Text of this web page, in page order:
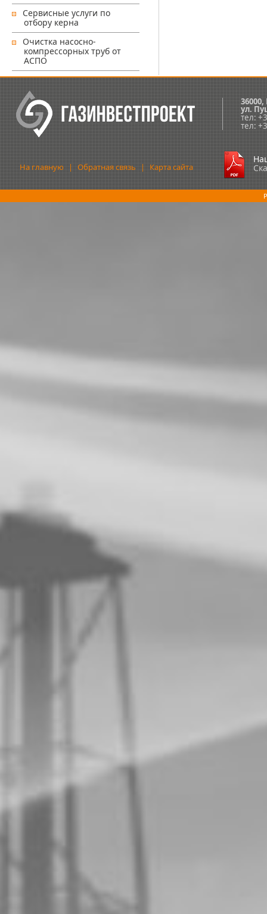
Сервисные услуги по
отбору керна
Очистка насосно-
компрессорных труб от
АСПО
ул.
тел:
тел:
На главную | Обратная связь | Карта сайта